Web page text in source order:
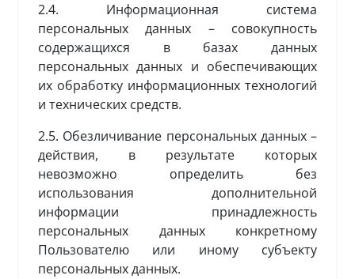
2.4. Информационная система
персональных данных – совокупность
содержащихся в базах данных
персональных данных и обеспечивающих
их обработку информационных технологий
и технических средств.
2.5. Обезличивание персональных данных –
действия, в результате которых
невозможно определить без
использования дополнительной
информации принадлежность
персональных данных конкретному
Пользователю или иному субъекту
персональных данных.